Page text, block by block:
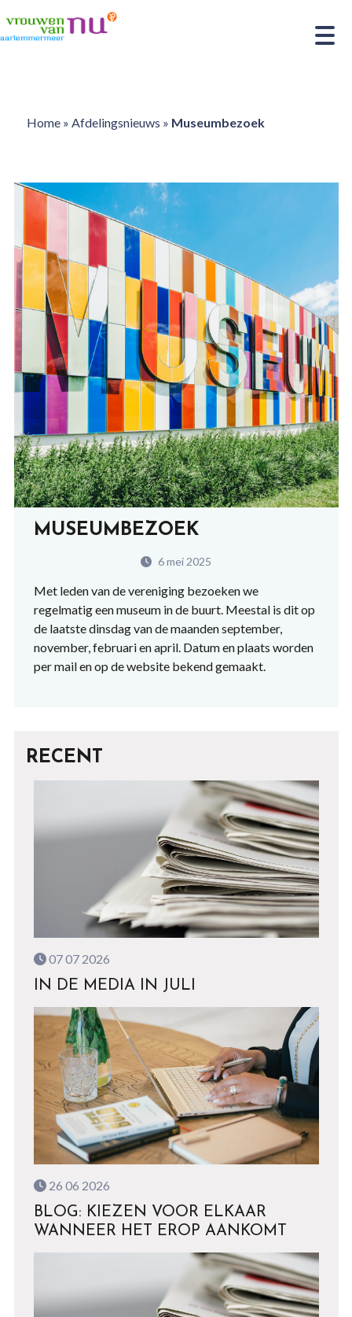
Home» Afdelingsnieuws » Museumbezoek
MUSEUMBEZOEK
6 mei 2025
Met leden van de vereniging bezoeken we
regelmatig een museum in de buurt. Meestal is dit op
de laatste dinsdag van de maanden september,
november, februari en april. Datum en plaats worden
per mail en op de website bekend gemaakt.
RECENT
07 07 2026
IN DE MEDIA IN JULI
26 06 2026
BLOG: KIEZEN VOOR ELKAAR
WANNEER HET EROP AANKOMT